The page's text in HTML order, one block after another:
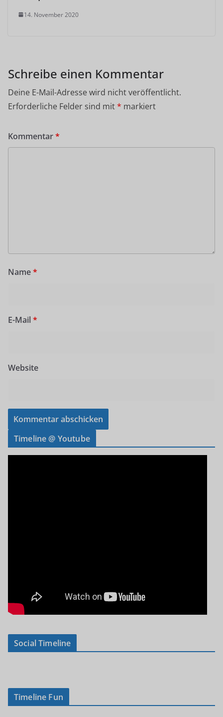
14. November 2020
Schreibe einen Kommentar
Deine E-Mail-Adresse wird nicht veröffentlicht.
Erforderliche Felder sind mit* markiert
Kommentar*
Name*
E-Mail *
Website
Timeline @ Youtube
Social Timeline
Timeline Fun